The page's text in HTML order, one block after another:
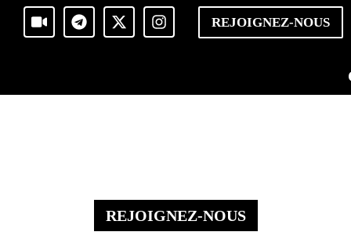
REJOIGNEZ-NOUS
REJOIGNEZ-NOUS